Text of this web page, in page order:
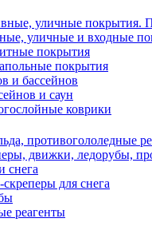
уличные покрытия.
уличные и входные
покрытия
покрытия
и бассейнов
и саун
коврики
противогололедные
движки, ледорубы,
снега
для снега
реагенты